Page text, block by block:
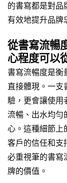
的書寫都是對品
有效地提升品牌
從書寫流暢
心程度可以
書寫流暢度是衡
直接體現。一支
驗，更會讓使用
流暢、出水均勻
心。這種細節上
客戶的信任和支
必重視筆的書寫
牌的價值。